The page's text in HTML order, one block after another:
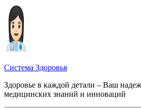
Перейти
содержимому
Система Здоровья
Здоровье в каждой детали – Ваш
медицинских знаний и инноваций